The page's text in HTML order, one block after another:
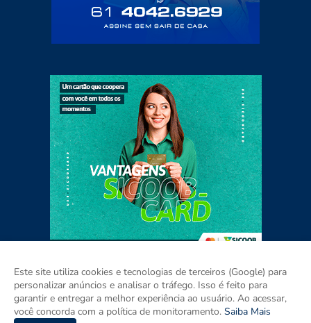
Home Sobre Contato Mídia Kit
Este site utiliza cookies e tecnologias de terceiros (Google) para
personalizar anúncios e analisar o tráfego. Isso é feito para
garantir e entregar a melhor experiência ao usuário. Ao acessar,
você concorda com a política de monitoramento. Saiba Mais